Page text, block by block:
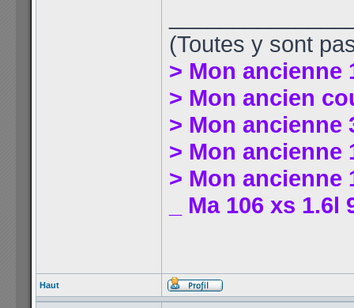
(Toutes y sont
> Mon ancienne
> Mon ancien
> Mon ancienne
> Mon ancienne
> Mon ancienne
_ Ma 106 xs 1.6l
Haut